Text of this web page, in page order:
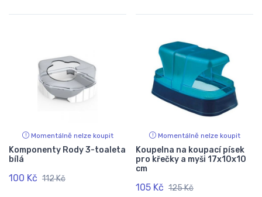
Momentálně nelze koupit
Komponenty Rody 3-toaleta
bílá
100 Kč 112 Kč
Momentálně nelze koupit
Koupelna na koupací písek
pro křečky a myši 17x10x10
cm
105 Kč 125 Kč